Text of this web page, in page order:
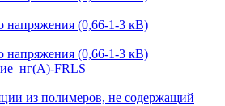
напряжения (0,66-1-3 кВ)
напряжения (0,66-1-3 кВ)
FRLS
из полимеров, не содержащий